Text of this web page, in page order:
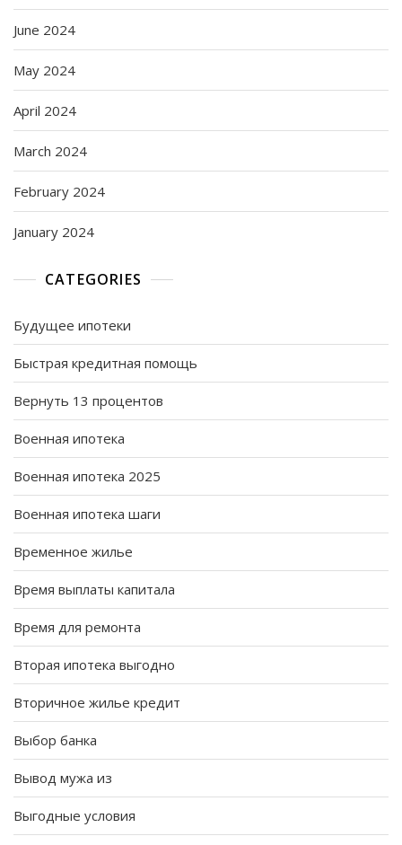
June 2024
May 2024
April 2024
March 2024
February 2024
January 2024
CATEGORIES
Будущее ипотеки
Быстрая кредитная помощь
Вернуть 13 процентов
Военная ипотека
Военная ипотека 2025
Военная ипотека шаги
Временное жилье
Время выплаты капитала
Время для ремонта
Вторая ипотека выгодно
Вторичное жилье кредит
Выбор банка
Вывод мужа из
Выгодные условия